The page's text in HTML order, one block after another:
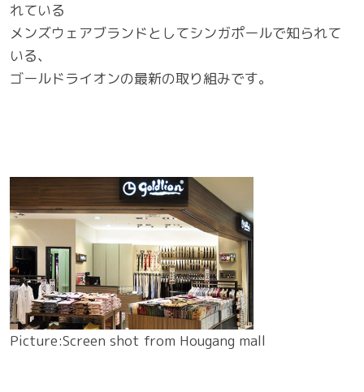
れている
メンズウェアブランドとしてシンガポールで知られて
いる、
ゴールドライオンの最新の取り組みです。
Picture:Screen shot from Hougang mall